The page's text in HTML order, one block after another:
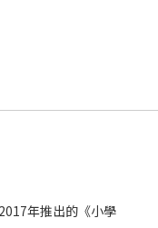
年推出的《小學